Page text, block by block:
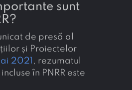
sunt
de presă al
și Proiectelor
2021 , rezumatul
incluse în PNRR este